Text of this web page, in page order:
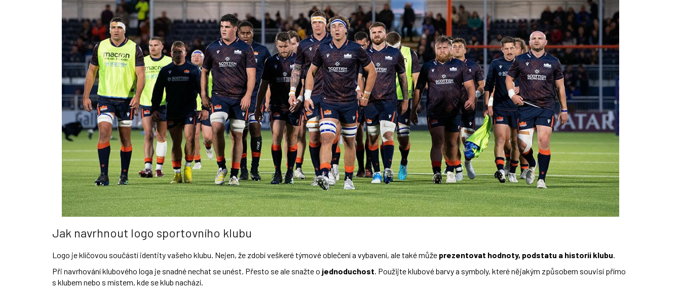
Jak navrhnout logo sportovního klubu
Logo je klíčovou součástí identity vašeho klubu. Nejen, že zdobí veškeré týmové oblečení a vybavení, ale také může prezentovat hodnoty, podstatu a historii klubu.
Při navrhování klubového loga je snadné nechat se unést. Přesto se ale snažte o jednoduchost. Použijte klubové barvy a symboly, které nějakým způsobem souvisí přímo
s klubem nebo s místem, kde se klub nachází.